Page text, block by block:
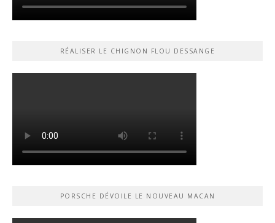
RÉALISER LE CHIGNON FLOU DESSANGE
PORSCHE DÉVOILE LE NOUVEAU MACAN